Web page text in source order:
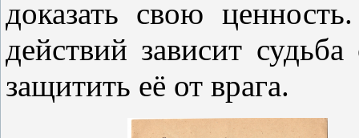
доказать свою
действий зависит
защитить её от врага.